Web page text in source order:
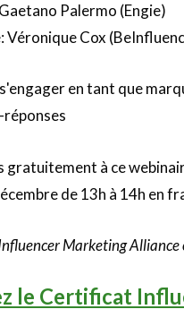
Gaetano Palermo (Engie)
Véronique Cox
en tant que
gratuitement à ce
de 13h à 14h en
Marketing Alliance
le Certificat